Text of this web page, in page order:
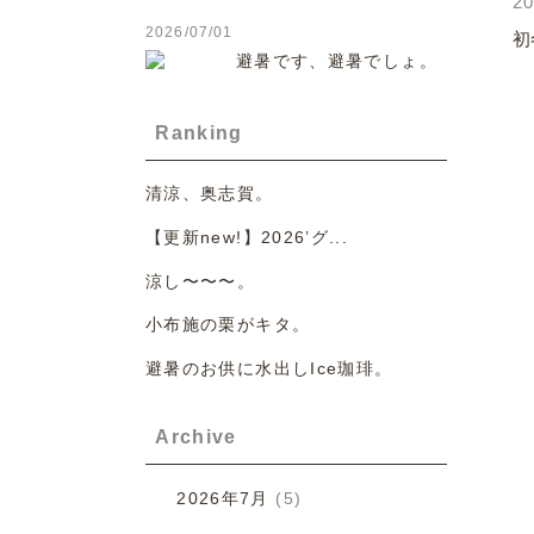
初
2026/07/01
避暑です、避暑でしょ。
Ranking
清涼、奥志賀。
【更新new!】2026’グ...
涼し〜〜〜。
小布施の栗がキタ。
避暑のお供に水出しIce珈琲。
Archive
2026年7月 (5)